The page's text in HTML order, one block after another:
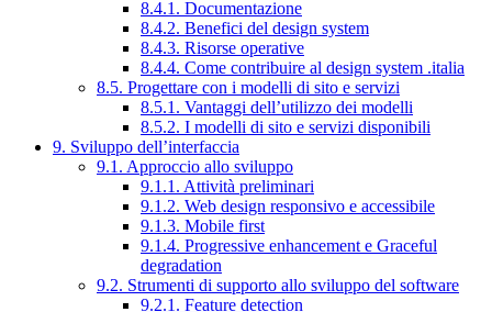
8.4.1. Documentazione
8.4.2. Benefici del design system
8.4.3. Risorse operative
8.4.4. Come contribuire al design system .italia
8.5. Progettare con i modelli di sito e servizi
8.5.1. Vantaggi dell’utilizzo dei modelli
8.5.2. I modelli di sito e servizi disponibili
9. Sviluppo dell’interfaccia
9.1. Approccio allo sviluppo
9.1.1. Attività preliminari
9.1.2. Web design responsivo e accessibile
9.1.3. Mobile first
9.1.4. Progressive enhancement e Graceful
degradation
9.2. Strumenti di supporto allo sviluppo del software
9.2.1. Feature detection